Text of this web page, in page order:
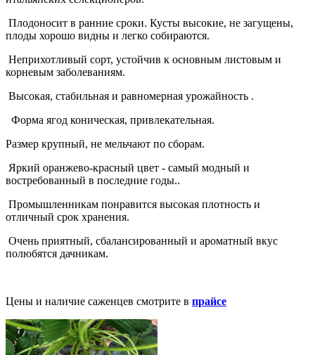
Плодоносит в ранние сроки. Кусты высокие, не загущены,
плоды хорошо видны и легко собираются.
Неприхотливый сорт, устойчив к основным листовым и
корневым заболеваниям.
Высокая, стабильная и равномерная урожайность .
Форма ягод коническая, привлекательная.
Размер крупный, не мельчают по сборам.
Яркий оранжево-красный цвет - самый модный и
востребованный в последние годы..
Промышленникам понравится высокая плотность и
отличный срок хранения.
Очень приятный, сбалансированный и ароматный вкус
полюбятся дачникам.
Цены и наличие саженцев смотрите в прайсе